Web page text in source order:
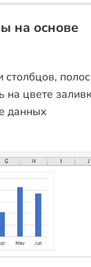
на основе
столбцов,
на цвете
данных